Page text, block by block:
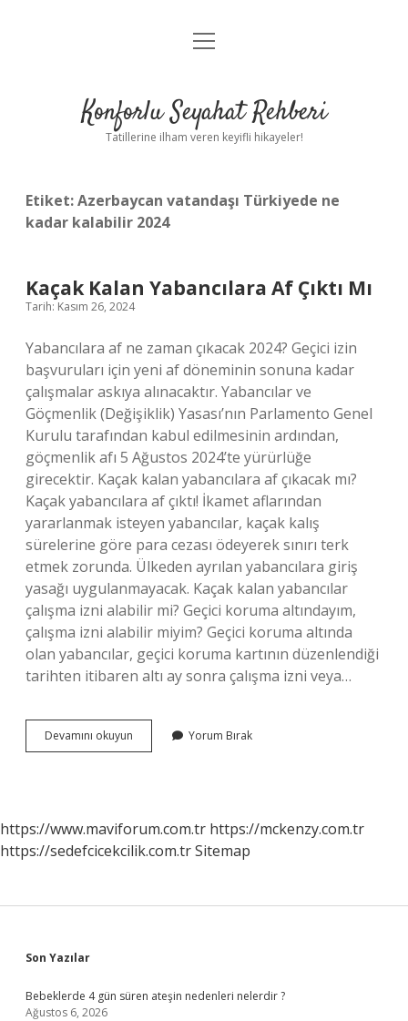
Anasayfa
Yasal Uyarı
menüyü
Konforlu Seyahat Rehberi
Tatillerine ilham veren keyifli hikayeler!
Etiket:Azerbaycan vatandaşı Türkiyede ne
kadar kalabilir 2024
Kaçak Kalan Yabancılara Af Çıktı Mı
Tarih: Kasım 26, 2024
Yabancılara af ne zaman çıkacak 2024? Geçici izin
başvuruları için yeni af döneminin sonuna kadar
çalışmalar askıya alınacaktır. Yabancılar ve
Göçmenlik (Değişiklik) Yasası’nın Parlamento Genel
Kurulu tarafından kabul edilmesinin ardından,
göçmenlik afı 5 Ağustos 2024’te yürürlüğe
girecektir. Kaçak kalan yabancılara af çıkacak mı?
Kaçak yabancılara af çıktı! İkamet aflarından
yararlanmak isteyen yabancılar, kaçak kalış
sürelerine göre para cezası ödeyerek sınırı terk
etmek zorunda. Ülkeden ayrılan yabancılara giriş
yasağı uygulanmayacak. Kaçak kalan yabancılar
çalışma izni alabilir mi? Geçici koruma altındayım,
çalışma izni alabilir miyim? Geçici koruma altında
olan yabancılar, geçici koruma kartının düzenlendiği
tarihten itibaren altı ay sonra çalışma izni veya…
Devamını okuyun
Kalan
Yorum Bırak
https://www.maviforum.com.tr https://mckenzy.com.tr
https://sedefcicekcilik.com.trSitemap
Sidebar
Son Yazılar
Bebeklerde 4 gün süren ateşin nedenleri nelerdir ?
Ağustos 6, 2026